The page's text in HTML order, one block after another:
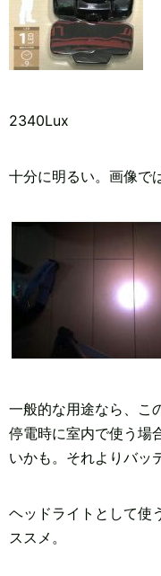
2340Lux
十分に明るい。画像で
一般的な用途なら、こ
停電時に室内で使う場
いかも。それよりバッ
ヘッドライトとして使
ススメ。